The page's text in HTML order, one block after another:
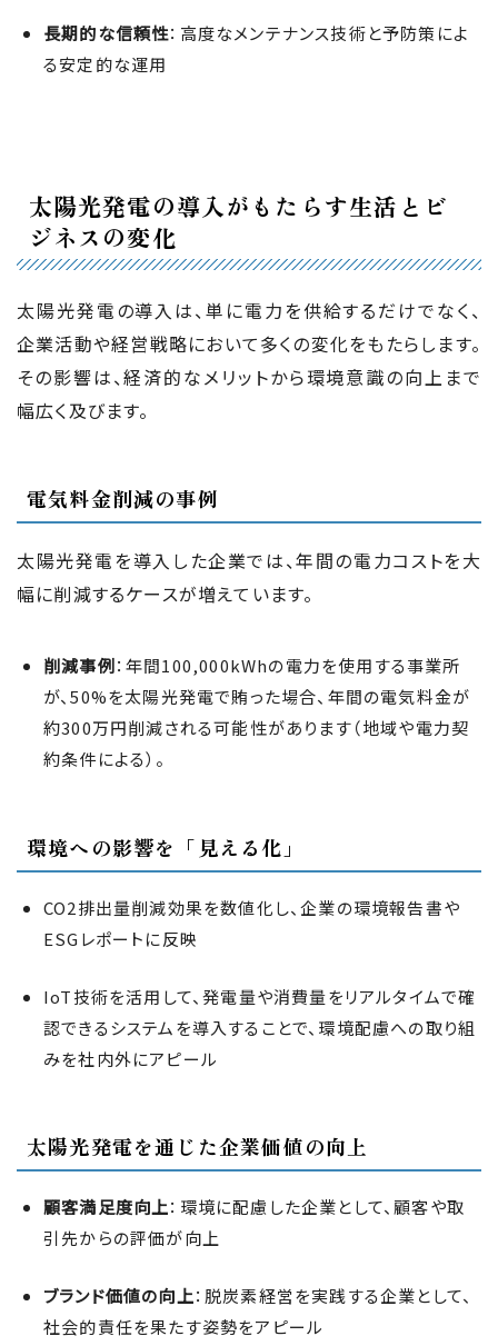
長期的な信頼性：高度なメンテナンス技術と予防策によ
る安定的な運用
太陽光発電の導入がもたらす生活とビ
ジネスの変化
太陽光発電の導入は、単に電力を供給するだけでなく、
企業活動や経営戦略において多くの変化をもたらします。
その影響は、経済的なメリットから環境意識の向上まで
幅広く及びます。
電気料金削減の事例
太陽光発電を導入した企業では、年間の電力コストを大
幅に削減するケースが増えています。
削減事例：年間100,000kWhの電力を使用する事業所
が、50%を太陽光発電で賄った場合、年間の電気料金が
約300万円削減される可能性があります（地域や電力契
約条件による）。
環境への影響を「見える化」
CO2排出量削減効果を数値化し、企業の環境報告書や
ESGレポートに反映
IoT技術を活用して、発電量や消費量をリアルタイムで確
認できるシステムを導入することで、環境配慮への取り組
みを社内外にアピール
太陽光発電を通じた企業価値の向上
顧客満足度向上：環境に配慮した企業として、顧客や取
引先からの評価が向上
ブランド価値の向上：脱炭素経営を実践する企業として、
社会的責任を果たす姿勢をアピール